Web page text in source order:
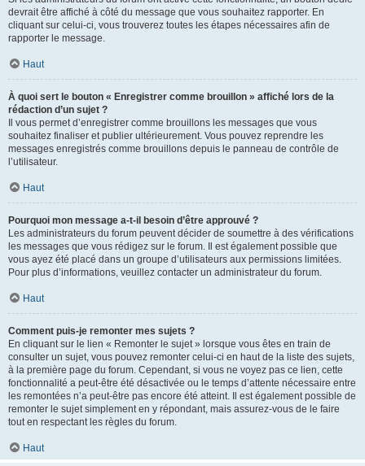
devrait être affiché à côté du message que vous souhaitez rapporter. En
cliquant sur celui-ci, vous trouverez toutes les étapes nécessaires afin de
rapporter le message.
Haut
À quoi sert le bouton « Enregistrer comme brouillon » affiché lors de la
rédaction d’un sujet ?
Il vous permet d’enregistrer comme brouillons les messages que vous
souhaitez finaliser et publier ultérieurement. Vous pouvez reprendre les
messages enregistrés comme brouillons depuis le panneau de contrôle de
l’utilisateur.
Haut
Pourquoi mon message a-t-il besoin d’être approuvé ?
Les administrateurs du forum peuvent décider de soumettre à des vérifications
les messages que vous rédigez sur le forum. Il est également possible que
vous ayez été placé dans un groupe d’utilisateurs aux permissions limitées.
Pour plus d’informations, veuillez contacter un administrateur du forum.
Haut
Comment puis-je remonter mes sujets ?
En cliquant sur le lien « Remonter le sujet » lorsque vous êtes en train de
consulter un sujet, vous pouvez remonter celui-ci en haut de la liste des sujets,
à la première page du forum. Cependant, si vous ne voyez pas ce lien, cette
fonctionnalité a peut-être été désactivée ou le temps d’attente nécessaire entre
les remontées n’a peut-être pas encore été atteint. Il est également possible de
remonter le sujet simplement en y répondant, mais assurez-vous de le faire
tout en respectant les règles du forum.
Haut